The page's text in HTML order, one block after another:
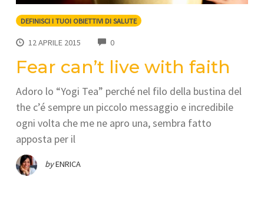
DEFINISCI I TUOI OBIETTIVI DI SALUTE
12 APRILE 2015 0COMMENTS
Fear can’t live with faith
Adoro lo “Yogi Tea” perché nel filo della bustina del
the c’é sempre un piccolo messaggio e incredibile
ogni volta che me ne apro una, sembra fatto
apposta per il
byENRICA